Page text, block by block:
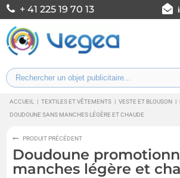
+ 41 225 19 70 13
ACCUEIL | TEXTILES ET VÊTEMENTS | VESTE ET BLOUSON |
DOUDOUNE SANS MANCHES LÉGÈRE ET CHAUDE
PRODUIT PRÉCÉDENT
Doudoune
manches légère et